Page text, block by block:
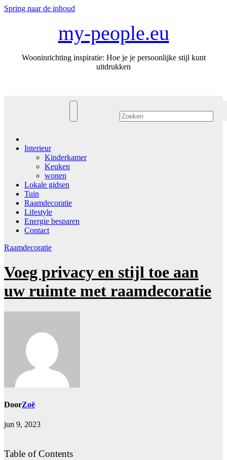
Spring naar de inhoud
my-people.eu
Wooninrichting inspiratie: Hoe je je persoonlijke stijl kunt
uitdrukken
Interieur
Kinderkamer
Keuken
wonen
Lokale gidsen
Tuin
Raamdecoratie
Lifestyle
Energie besparen
Contact
Raamdecoratie
Voeg privacy en stijl toe aan
uw ruimte met raamdecoratie
DoorZoë
jun 9, 2023
Table of Contents